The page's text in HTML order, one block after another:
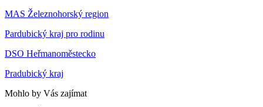
MAS Železnohorský region
Pardubický kraj pro rodinu
DSO Heřmanoměstecko
Pradubický kraj
Mohlo by Vás zajímat